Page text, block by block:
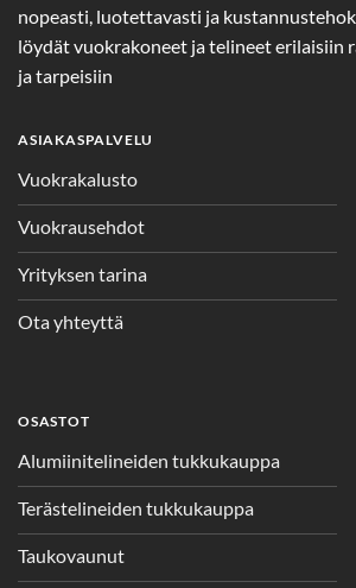
nopeasti, luotettavasti ja
löydät vuokrakoneet ja telineet erilaisiin
ja tarpeisiin
ASIAKASPALVELU
Vuokrakalusto
Vuokrausehdot
Yrityksen tarina
Ota yhteyttä
OSASTOT
Alumiinitelineiden tukkukauppa
Terästelineiden tukkukauppa
Taukovaunut